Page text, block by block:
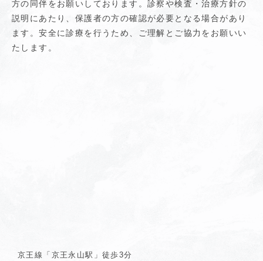
方の同伴をお願いしております。診察や検査・治療方針の
説明にあたり、保護者の方の確認が必要となる場合があり
ます。安全に診療を行うため、ご理解とご協力をお願いい
たします。
京王線「京王永山駅」徒歩3分